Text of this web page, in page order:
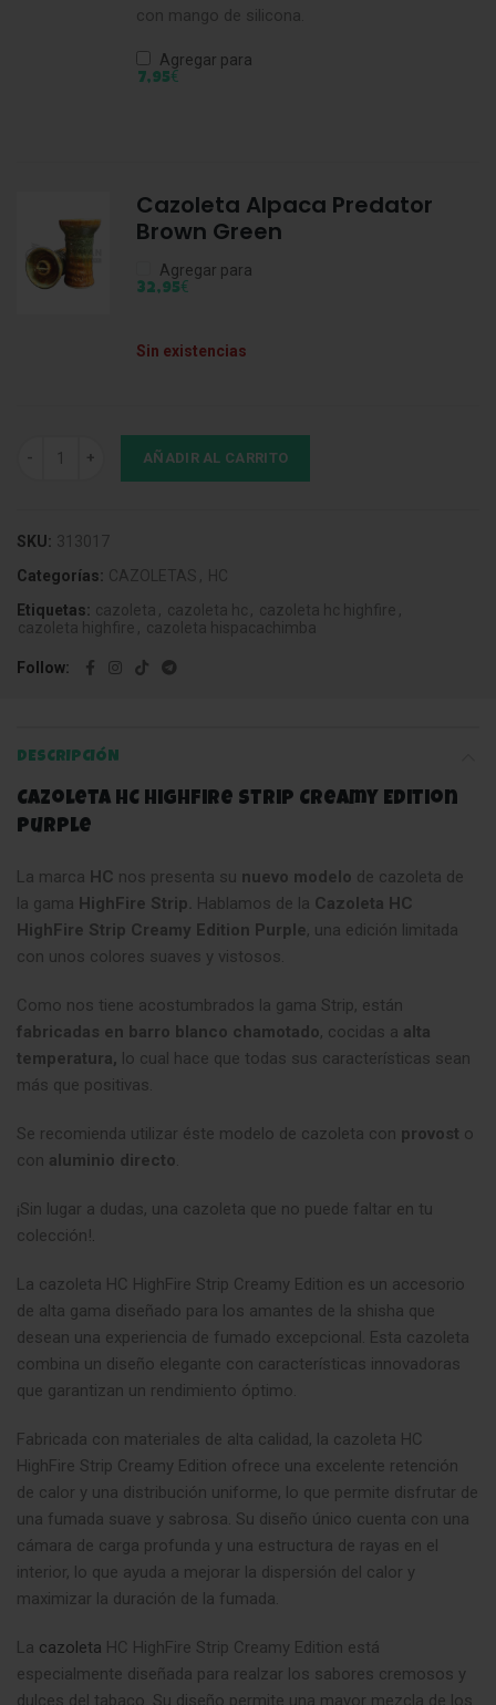
con mango de silicona.
Agregar para
7,95€
Cazoleta Alpaca Predator
Brown Green
Agregar para
32,95€
Sin existencias
Cazoleta HC HighFire Strip Creamy Edition Purple cantidad
AÑADIR AL CARRITO
SKU: 313017
Categorías: CAZOLETAS , HC
Etiquetas: cazoleta , cazoleta hc , cazoleta hc highfire ,
cazoleta highfire , cazoleta hispacachimba
Follow
DESCRIPCIÓN
Cazoleta HC HighFire Strip Creamy Edition
Purple
La marca HC nos presenta su nuevo modelo de cazoleta de
la gama HighFire Strip. Hablamos de la Cazoleta HC
HighFire Strip Creamy Edition Purple, una edición limitada
con unos colores suaves y vistosos.
Como nos tiene acostumbrados la gama Strip, están
fabricadas en barro blanco chamotado, cocidas a alta
temperatura, lo cual hace que todas sus características sean
más que positivas.
Se recomienda utilizar éste modelo de cazoleta con provost o
con aluminio directo.
¡Sin lugar a dudas, una cazoleta que no puede faltar en tu
colección!.
La cazoleta HC HighFire Strip Creamy Edition es un accesorio
de alta gama diseñado para los amantes de la shisha que
desean una experiencia de fumado excepcional. Esta cazoleta
combina un diseño elegante con características innovadoras
que garantizan un rendimiento óptimo.
Fabricada con materiales de alta calidad, la cazoleta HC
HighFire Strip Creamy Edition ofrece una excelente retención
de calor y una distribución uniforme, lo que permite disfrutar de
una fumada suave y sabrosa. Su diseño único cuenta con una
cámara de carga profunda y una estructura de rayas en el
interior, lo que ayuda a mejorar la dispersión del calor y
maximizar la duración de la fumada.
La cazoleta HC HighFire Strip Creamy Edition está
especialmente diseñada para realzar los sabores cremosos y
dulces del tabaco. Su diseño permite una mayor mezcla de los